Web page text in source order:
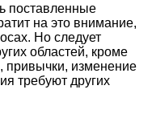
поставленные
на это внимание,
Но следует
областей, кроме
привычки, изменение
требуют других